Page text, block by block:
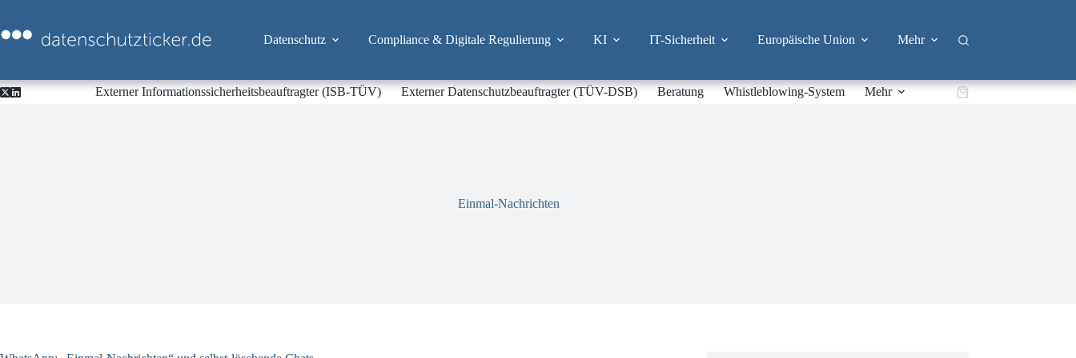
springen
Datenschutz Compliance & Digitale Regulierung KI IT-Sicherheit Europäische Union Mehr
Externer Informationssicherheitsbeauftragter (ISB-TÜV) Externer Datenschutzbeauftragter (TÜV-DSB) Beratung Whistleblowing-System Mehr Warenkorb
Einmal-Nachrichten